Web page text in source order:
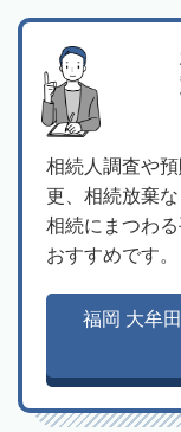
相続人調査や
更、相続放棄な
相続にまつわ
おすすめです。
福岡 大牟